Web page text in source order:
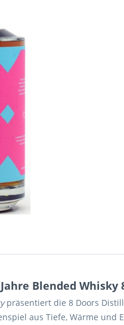
Blended Whisky
präsentiert die 8 Doors
aus Tiefe, Wärme